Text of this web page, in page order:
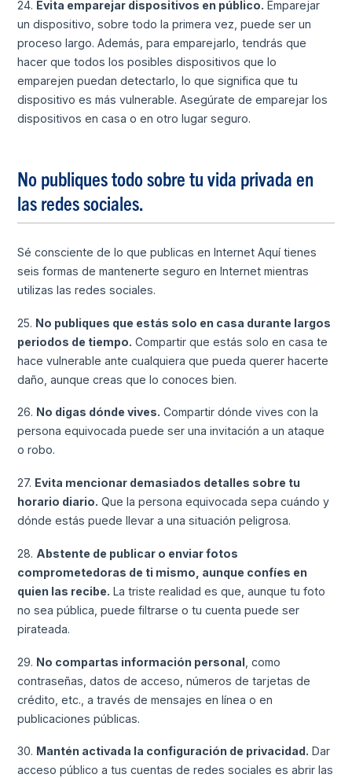
24. Evita emparejar dispositivos en público. Emparejar
un dispositivo, sobre todo la primera vez, puede ser un
proceso largo. Además, para emparejarlo, tendrás que
hacer que todos los posibles dispositivos que lo
emparejen puedan detectarlo, lo que significa que tu
dispositivo es más vulnerable. Asegúrate de emparejar los
dispositivos en casa o en otro lugar seguro.
No publiques todo sobre tu vida privada en
las redes sociales.
Sé consciente de lo que publicas en Internet Aquí tienes
seis formas de mantenerte seguro en Internet mientras
utilizas las redes sociales.
25. No publiques que estás solo en casa durante largos
periodos de tiempo. Compartir que estás solo en casa te
hace vulnerable ante cualquiera que pueda querer hacerte
daño, aunque creas que lo conoces bien.
26. No digas dónde vives. Compartir dónde vives con la
persona equivocada puede ser una invitación a un ataque
o robo.
27. Evita mencionar demasiados detalles sobre tu
horario diario. Que la persona equivocada sepa cuándo y
dónde estás puede llevar a una situación peligrosa.
28. Abstente de publicar o enviar fotos
comprometedoras de ti mismo, aunque confíes en
quien las recibe. La triste realidad es que, aunque tu foto
no sea pública, puede filtrarse o tu cuenta puede ser
pirateada.
29. No compartas información personal , como
contraseñas, datos de acceso, números de tarjetas de
crédito, etc., a través de mensajes en línea o en
publicaciones públicas.
30. Mantén activada la configuración de privacidad. Dar
acceso público a tus cuentas de redes sociales es abrir las